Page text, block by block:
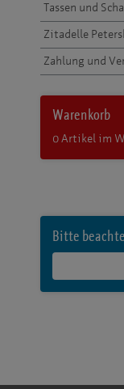
Tassen und
Zitadelle
Zahlung und
Warenkorb
0Artikel im
Bitte